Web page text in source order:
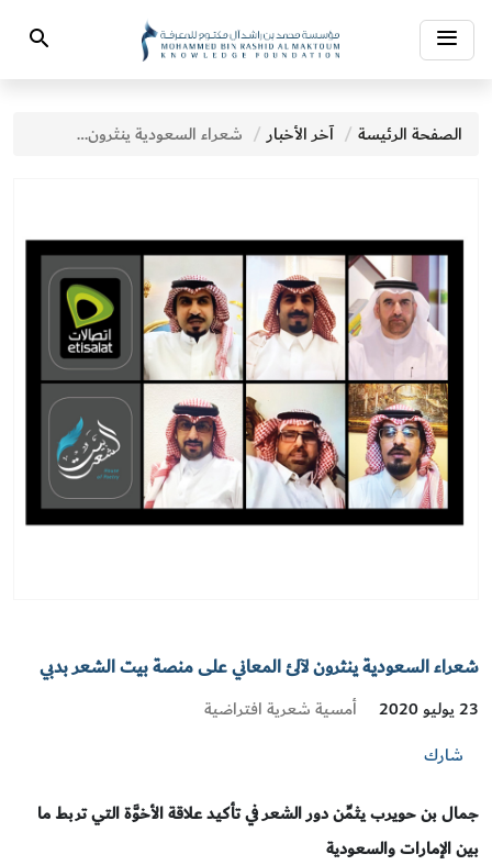
Toggle
navigation
Search
الصفحة الرئيسة آخر الأخبار شعراء السعودية ينثرون لآلئ المعاني على منصة بيت الشعر بدبي
شعراء السعودية ينثرون لآلئ المعاني على منصة بيت الشعر بدبي
23 يوليو 2020
أمسية شعرية افتراضية
شارك
جمال بن حويرب يثمِّن دور الشعر في تأكيد علاقة الأخوَّة التي تربط ما
بين الإمارات والسعودية